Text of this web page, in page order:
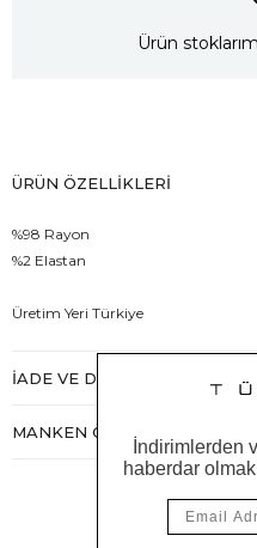
Ürün
ÜRÜN ÖZELLIKLERI
%98 Rayon
%2 Elastan
Üretim Yeri Türkiye
İADE VE DEĞIŞIM
MANKEN ÖLÇÜLERI